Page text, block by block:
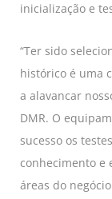
inicialização e
“Ter sido
histórico é uma
a alavancar
DMR. O
sucesso os
conhecimento e
áreas do